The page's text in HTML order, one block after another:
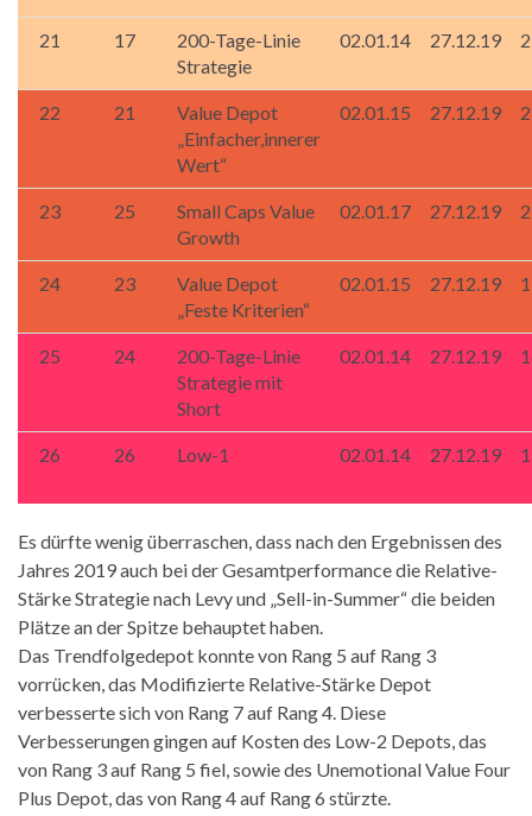
21 17
200-Tage-Linie
Strategie
02.01.14 27.12.19
22 21
Value Depot
„Einfacher,innerer
Wert“
02.01.15 27.12.19
23 25
Small Caps Value
Growth
02.01.17 27.12.19
24 23
Value Depot
„Feste Kriterien“
02.01.15 27.12.19
25 24
200-Tage-Linie
Strategie mit
Short
02.01.14 27.12.19
26 26 Low-1 02.01.14 27.12.19
Es dürfte wenig überraschen, dass nach den Ergebnissen des
Jahres 2019 auch bei der Gesamtperformance die Relative-
Stärke Strategie nach Levy und „Sell-in-Summer“ die beiden
Plätze an der Spitze behauptet haben.
Das Trendfolgedepot konnte von Rang 5 auf Rang 3
vorrücken, das Modifizierte Relative-Stärke Depot
verbesserte sich von Rang 7 auf Rang 4. Diese
Verbesserungen gingen auf Kosten des Low-2 Depots, das
von Rang 3 auf Rang 5 fiel, sowie des Unemotional Value Four
Plus Depot, das von Rang 4 auf Rang 6 stürzte.